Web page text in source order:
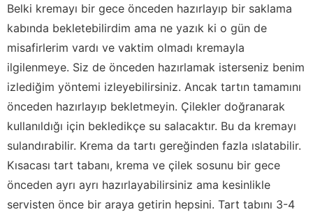
Belki kremayı bir gece önceden hazırlayıp bir saklama
kabında bekletebilirdim ama ne yazık ki o gün de
misafirlerim vardı ve vaktim olmadı kremayla
ilgilenmeye. Siz de önceden hazırlamak isterseniz benim
izlediğim yöntemi izleyebilirsiniz. Ancak tartın tamamını
önceden hazırlayıp bekletmeyin. Çilekler doğranarak
kullanıldığı için bekledikçe su salacaktır. Bu da kremayı
sulandırabilir. Krema da tartı gereğinden fazla ıslatabilir.
Kısacası tart tabanı, krema ve çilek sosunu bir gece
önceden ayrı ayrı hazırlayabilirsiniz ama kesinlikle
servisten önce bir araya getirin hepsini. Tart tabını 3-4